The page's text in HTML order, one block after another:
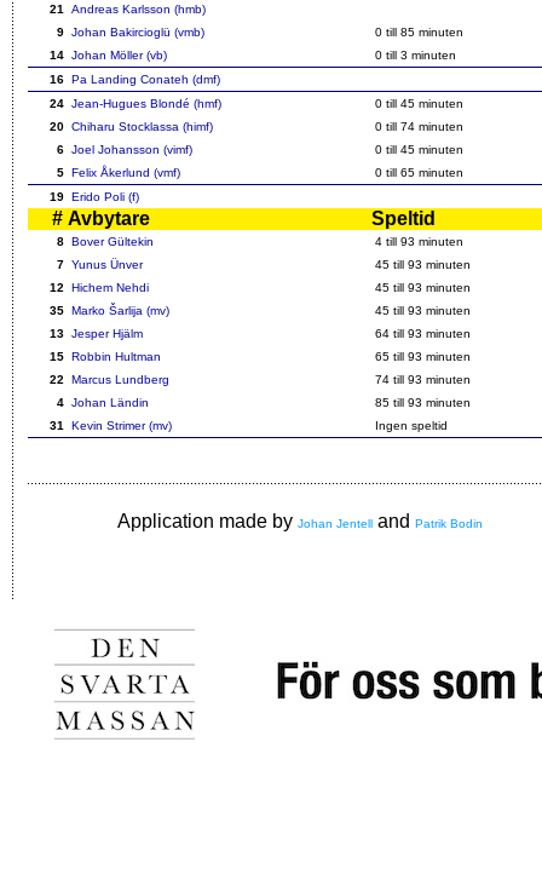
21
Andreas Karlsson (hmb)
9 Johan Bakircioglü (vmb) 0 till 85 minuten
14 Johan Möller (vb)
0 till 3 minuten
16 Pa Landing Conateh (dmf)
24 Jean-Hugues Blondé (hmf) 0 till 45 minuten
20 Chiharu Stocklassa (himf)
0 till 74 minuten
6 Joel Johansson (vimf) 0 till 45 minuten
5 Felix Åkerlund (vmf) 0 till 65 minuten
19 Erido Poli (f)
# Avbytare Speltid
8 Bover Gültekin
4 till 93 minuten
7 Yunus Ünver 45 till 93 minuten
12
Hichem Nehdi 45 till 93 minuten
35 Marko Šarlija (mv) 45 till 93 minuten
13 Jesper Hjälm 64 till 93 minuten
15 Robbin Hultman 65 till 93 minuten
22
Marcus Lundberg 74 till 93 minuten
4 Johan Ländin 85 till 93 minuten
31
Kevin Strimer (mv) Ingen speltid
Application made by Johan Jentell and Patrik Bodin